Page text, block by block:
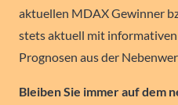
aktuellen MDAX Gewinner
stets aktuell mit
Prognosen aus der
Bleiben Sie immer auf dem